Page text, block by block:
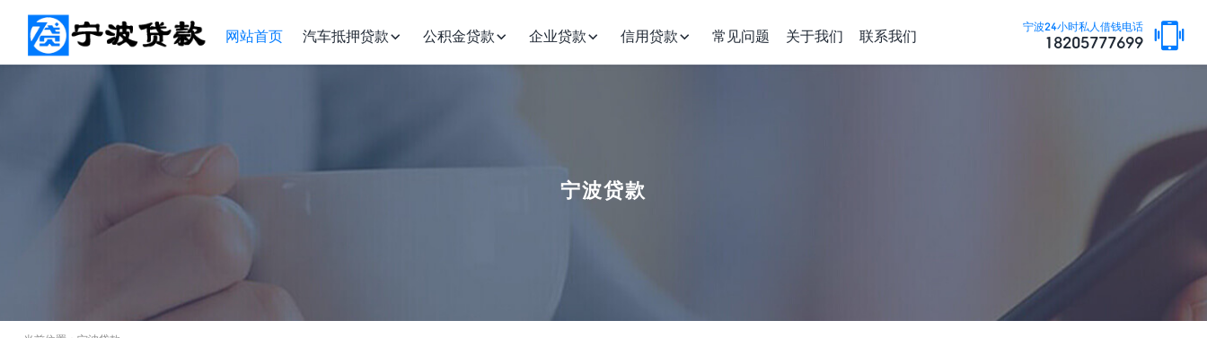
宁波24小时私人借钱电话
18205777699
网站首页 汽车抵押贷款 公积金贷款 企业贷款 信用贷款 常见问题 关于我们 联系我们
宁波贷款